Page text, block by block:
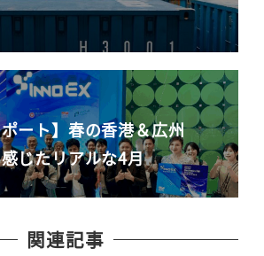
ート】春の香港＆広州
じたリアルな4月
関連記事